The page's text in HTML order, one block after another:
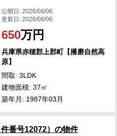
公開日:2026/08/06
更新日:2026/08/06
650万円
兵庫県赤穂郡上郡町【播磨自然高
原】
間取: 3LDK
建物面積: 37㎡
築年月: 1987年03月
番号12072）の物件